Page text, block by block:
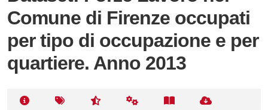
Comune di Firenze occupati
per tipo di occupazione e per
quartiere. Anno 2013